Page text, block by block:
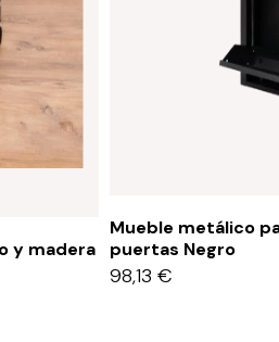
y madera
Mueble metálico
puertas Negro
98,13 €